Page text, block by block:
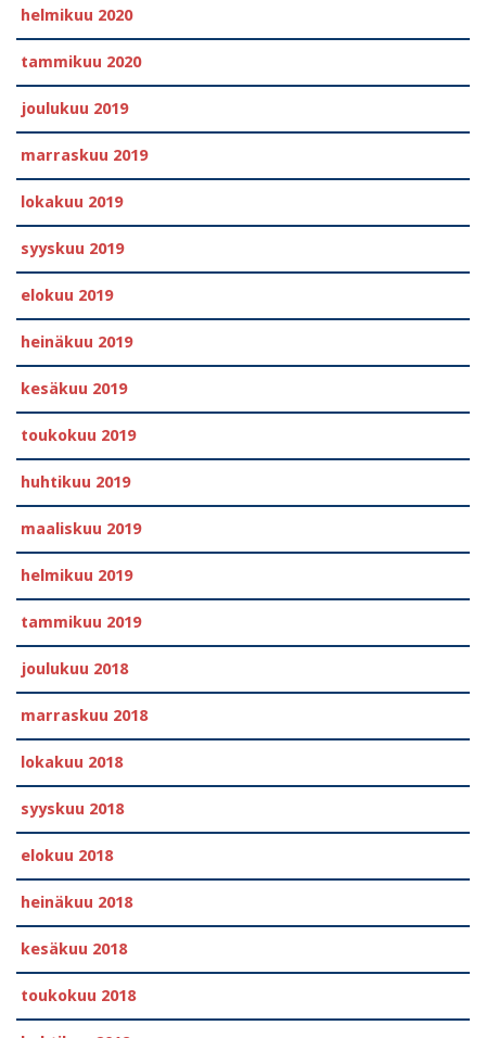
helmikuu 2020
tammikuu 2020
joulukuu 2019
marraskuu 2019
lokakuu 2019
syyskuu 2019
elokuu 2019
heinäkuu 2019
kesäkuu 2019
toukokuu 2019
huhtikuu 2019
maaliskuu 2019
helmikuu 2019
tammikuu 2019
joulukuu 2018
marraskuu 2018
lokakuu 2018
syyskuu 2018
elokuu 2018
heinäkuu 2018
kesäkuu 2018
toukokuu 2018